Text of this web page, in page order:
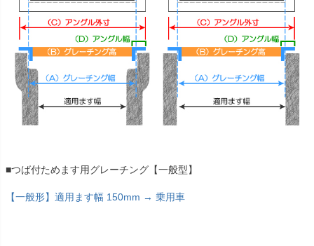
■つば付ためます用グレーチング【一般型】
【一般形】適用ます幅 150mm → 乗用車